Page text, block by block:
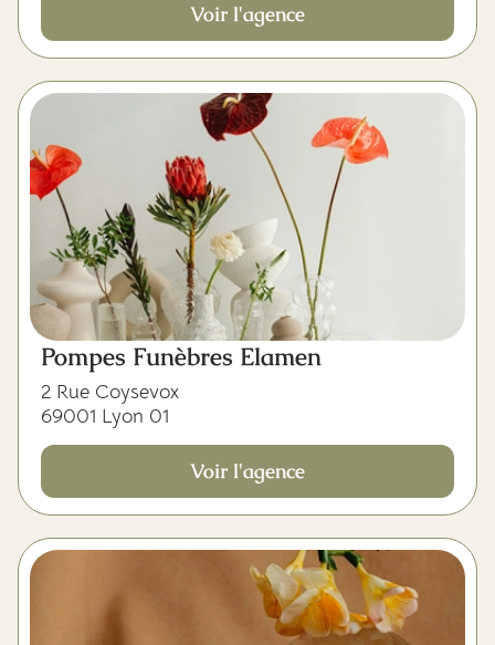
Voir l'agence
Pompes Funèbres Elamen
2 Rue Coysevox
69001 Lyon 01
Voir l'agence